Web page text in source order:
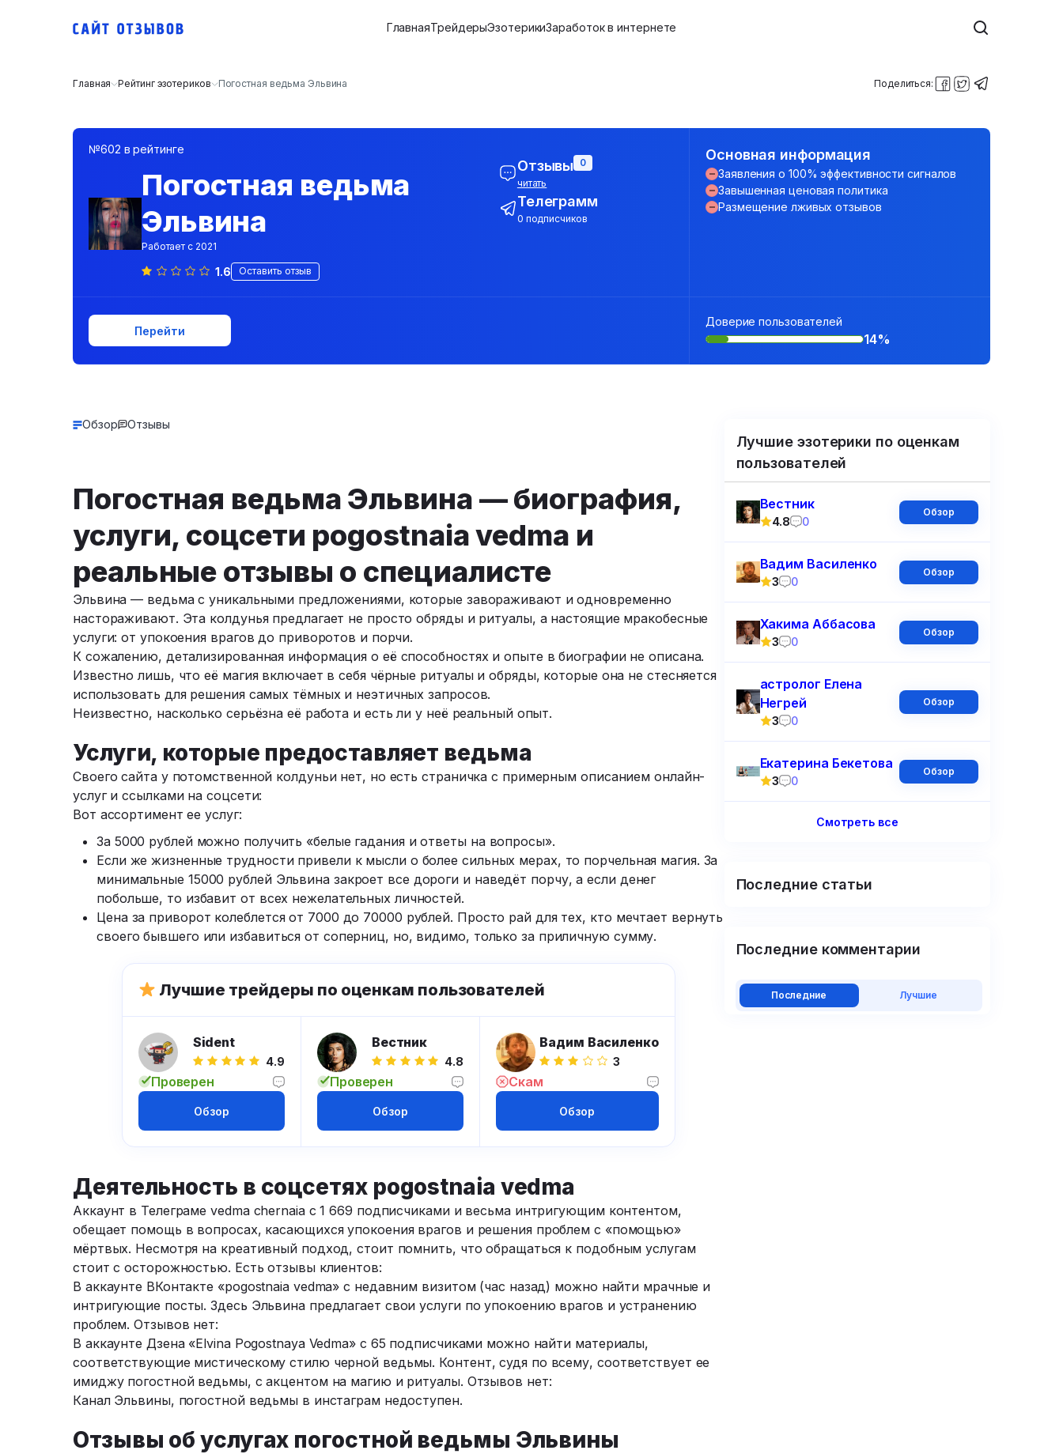
ГлавнаяТрейдерыЭзотерикиЗаработок в интернете
Главная Рейтинг эзотериков Погостная ведьма Эльвина Поделиться:
№602 в рейтинге
Погостная ведьма
Эльвина
Работает с 2021
1.6 Оставить отзыв
Отзывы 0
читать
Телеграмм
0 подписчиков
Основная информация
Заявления о 100% эффективности сигналов
Завышенная ценовая политика
Размещение лживых отзывов
Перейти
Доверие пользователей
14%
Обзор Отзывы
Погостная ведьма Эльвина — биография,
услуги, соцсети pogostnaia vedma и
реальные отзывы о специалисте
Эльвина — ведьма с уникальными предложениями, которые завораживают и одновременно
настораживают. Эта колдунья предлагает не просто обряды и ритуалы, а настоящие мракобесные
услуги: от упокоения врагов до приворотов и порчи.
К сожалению, детализированная информация о её способностях и опыте в биографии не описана.
Известно лишь, что её магия включает в себя чёрные ритуалы и обряды, которые она не стесняется
использовать для решения самых тёмных и неэтичных запросов.
Неизвестно, насколько серьёзна её работа и есть ли у неё реальный опыт.
Услуги, которые предоставляет ведьма
Своего сайта у потомственной колдуньи нет, но есть страничка с примерным описанием онлайн-
услуг и ссылками на соцсети:
Вот ассортимент ее услуг:
За 5000 рублей можно получить «белые гадания и ответы на вопросы».
Если же жизненные трудности привели к мысли о более сильных мерах, то порчельная магия. За
минимальные 15000 рублей Эльвина закроет все дороги и наведёт порчу, а если денег
побольше, то избавит от всех нежелательных личностей.
Цена за приворот колеблется от 7000 до 70000 рублей. Просто рай для тех, кто мечтает вернуть
своего бывшего или избавиться от соперниц, но, видимо, только за приличную сумму.
Лучшие трейдеры по оценкам пользователей
Sident
4.9
Проверен
Обзор
Вестник
4.8
Проверен
Обзор
Вадим Василенко
3
Скам
Обзор
Деятельность в соцсетях pogostnaia vedma
Аккаунт в Телеграме vedma chernaia с 1 669 подписчиками и весьма интригующим контентом,
обещает помощь в вопросах, касающихся упокоения врагов и решения проблем с «помощью»
мёртвых. Несмотря на креативный подход, стоит помнить, что обращаться к подобным услугам
стоит с осторожностью. Есть отзывы клиентов:
В аккаунте ВКонтакте «pogostnaia vedma» с недавним визитом (час назад) можно найти мрачные и
интригующие посты. Здесь Эльвина предлагает свои услуги по упокоению врагов и устранению
проблем. Отзывов нет:
В аккаунте Дзена «Elvina Pogostnaya Vedma» с 65 подписчиками можно найти материалы,
соответствующие мистическому стилю черной ведьмы. Контент, судя по всему, соответствует ее
имиджу погостной ведьмы, с акцентом на магию и ритуалы. Отзывов нет:
Канал Эльвины, погостной ведьмы в инстаграм недоступен.
Отзывы об услугах погостной ведьмы Эльвины
Лучшие эзотерики по оценкам
пользователей
Вестник
4.8 0
Обзор
Вадим Василенко
3 0
Обзор
Хакима Аббасова
3 0
Обзор
астролог Елена
Негрей
3 0
Обзор
Екатерина Бекетова
3 0
Обзор
Смотреть все
Последние статьи
Последние комментарии
Последние Лучшие